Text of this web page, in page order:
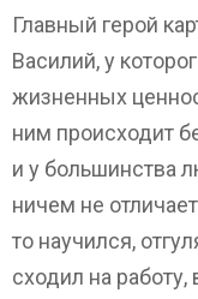
Главный герой
Василий, у
жизненных
ним происходит
и у большинства
ничем не
то научился,
сходил на